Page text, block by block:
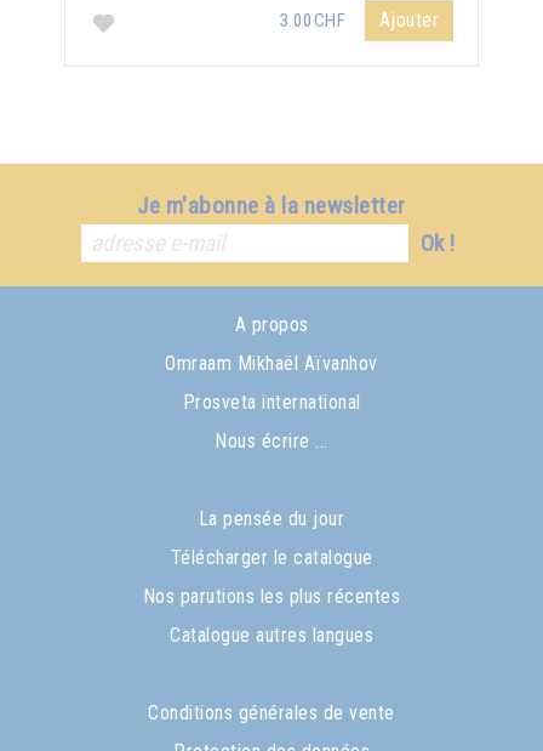
3.00CHF Ajouter
Je m'abonne à la newsletter
Ok !
A propos
Omraam Mikhaël Aïvanhov
Prosveta international
Nous écrire ...
La pensée du jour
Télécharger le catalogue
Nos parutions les plus récentes
Catalogue autres langues
Conditions générales de vente